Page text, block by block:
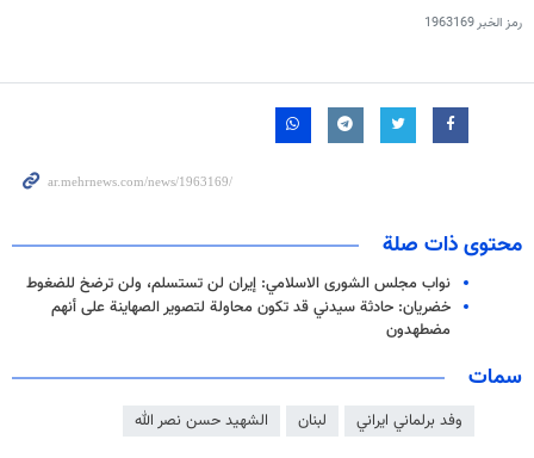
رمز الخبر1963169
محتوى ذات صلة
نواب مجلس الشورى الاسلامي: إيران لن تستسلم، ولن ترضخ للضغوط
خضريان: حادثة سيدني قد تكون محاولة لتصوير الصهاينة على أنهم
مضطهدون
سمات
وفد برلماني ايراني لبنان الشهيد حسن نصر الله